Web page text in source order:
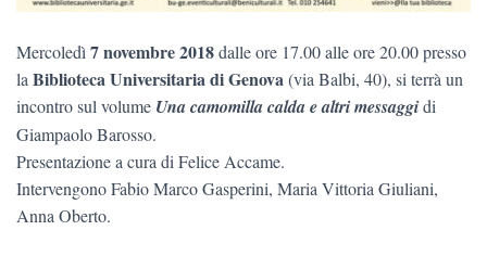
Mercoledì 7 novembre 2018dalle ore 17.00 alle ore 20.00 presso
la Biblioteca Universitaria di Genova (via Balbi, 40), si terrà un
incontro sul volume Una camomilla calda e altri messaggidi
Giampaolo Barosso.
Presentazione a cura di Felice Accame.
Intervengono Fabio Marco Gasperini, Maria Vittoria Giuliani,
Anna Oberto.